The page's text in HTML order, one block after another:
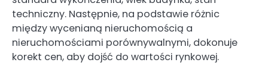
techniczny. Następnie, na podstawie różnic
między wycenianą nieruchomością a
nieruchomościami porównywalnymi, dokonuje
korekt cen, aby dojść do wartości rynkowej.